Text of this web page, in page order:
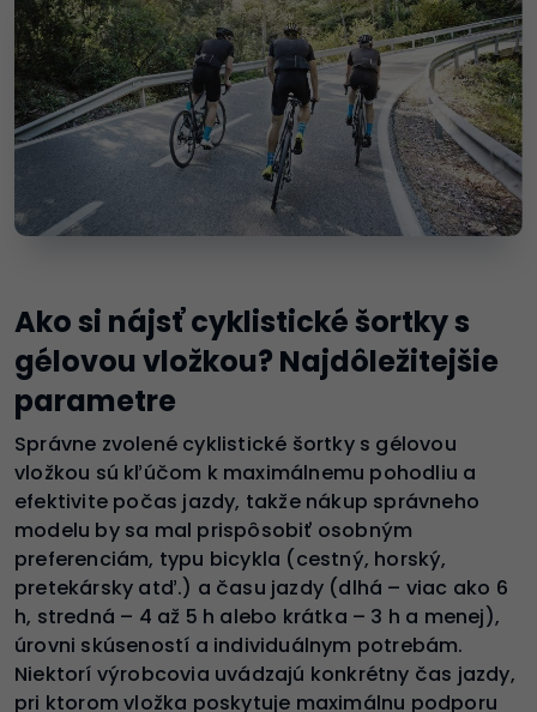
Ako si nájsť cyklistické šortky s
gélovou vložkou? Najdôležitejšie
parametre
Správne zvolené cyklistické šortky s gélovou
vložkou sú kľúčom k maximálnemu pohodliu a
efektivite počas jazdy, takže nákup správneho
modelu by sa mal prispôsobiť osobným
preferenciám, typu bicykla (cestný, horský,
pretekársky atď.) a času jazdy (dlhá – viac ako 6
h, stredná – 4 až 5 h alebo krátka – 3 h a menej),
úrovni skúseností a individuálnym potrebám.
Niektorí výrobcovia uvádzajú konkrétny čas jazdy,
pri ktorom vložka poskytuje maximálnu podporu